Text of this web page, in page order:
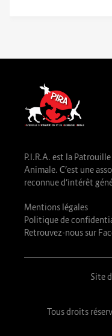
P.I.R.A. est la
Animale. C’est une
reconnue d’intérêt
Mentions légales
Politique de
Retrouvez-nous sur
Site
Tous droits